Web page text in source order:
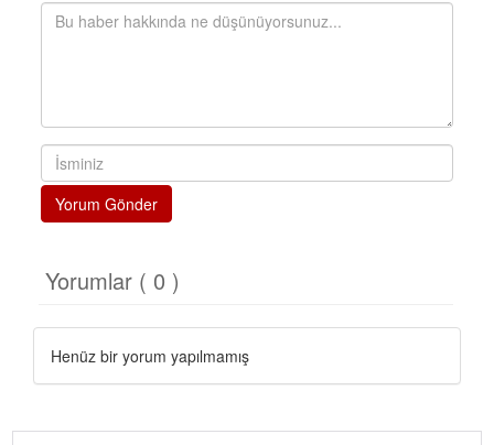
Yorum Gönder
Yorumlar ( 0 )
Henüz bir yorum yapılmamış